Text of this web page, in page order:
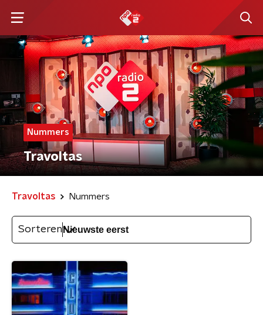
Nummers
Travoltas
Travoltas Nummers
Sorteren